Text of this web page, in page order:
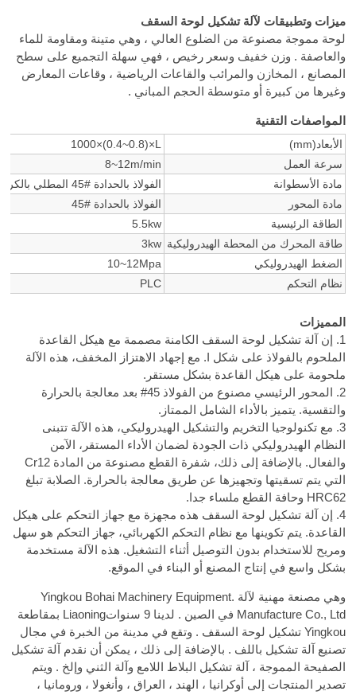
ميزات وتطبيقات لآلة تشكيل لوحة السقف
لوحة مموجة مصنوعة من الضلوع العالي ، وهي متينة ومقاومة للماء
والعاصفة . وزن خفيف وسعر رخيص ، فهي سهلة التجميع على سطح
المصانع ، المخازن والمرائب والقاعات الرياضية ، وقاعات المعارض
وغيرها من كبيرة أو متوسطة الحجم المباني .
المواصفات التقنية
الأبعاد(mm)
1000×(0.4~0.8)×L
سرعة العمل
8~12m/min
مادة الأسطوانة
الفولاذ بالحدادة #45 المطلي بالكروم القوي
مادة المحور
الفولاذ بالحدادة #45
الطاقة الرئيسية
5.5kw
طاقة المحرك من المحطة الهيدروليكية 3kw
الضغط الهيدروليكي
10~12Mpa
نظام التحكم
PLC
المميزات
1. إن آلة تشكيل لوحة السقف الكامنة مصممة مع هيكل القاعدة
الملحوم بالفولاذ على شكل I. مع إجهاد الاهتزاز المخفف، هذه الآلة
ملحومة على هيكل القاعدة بشكل مستقر.
2. المحور الرئيسي مصنوع من الفولاذ 45# بعد معالجة بالحرارة
والتقسية. يتميز بالأداء الشامل الممتاز.
3. مع تكنولوجيا التخريم والتشكيل الهيدروليكي، هذه الآلة تتبنى
النظام الهيدروليكي ذات الجودة لضمان الأداء المستقر، الآمن
والفعال. بالإضافة إلى ذلك، شفرة القطع مصنوعة من المادة Cr12
التي يتم تسقيتها وتجهيزها عن طريق معالجة بالحرارة. الصلابة تبلغ
HRC62 وحافة القطع ملساء جدا.
4. إن آلة تشكيل لوحة السقف هذه مجهزة مع جهاز التحكم على هيكل
القاعدة. يتم تكوينها مع نظام التحكم الكهربائي، جهاز التحكم هو سهل
ومريح للاستخدام بدون التوصيل أثناء التشغيل. هذه الآلة مستخدمة
بشكل واسع في إنتاج المصنع أو البناء في الموقع.
وهي مصنعة مهنية لآلة .Yingkou Bohai Machinery Equipment
Manufacture Co., Ltd في الصين . لدينا 9 سنواتLiaoning بمقاطعة
Yingkou تشكيل لوحة السقف . وتقع في مدينة من الخبرة في مجال
تصنيع آلة تشكيل باللف . بالإضافة إلى ذلك ، يمكن أن نقدم آلة تشكيل
الصفيحة المموجة ، آلة تشكيل البلاط اللامع وآلة الثني وإلخ . ويتم
تصدير المنتجات إلى أوكرانيا ، الهند ، العراق ، وأنغولا ، ورومانيا ،